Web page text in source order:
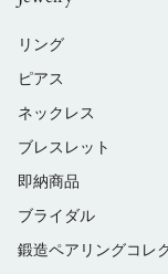
リング
ピアス
ネックレス
ブレスレット
即納商品
ブライダル
鍛造ペアリングコレ